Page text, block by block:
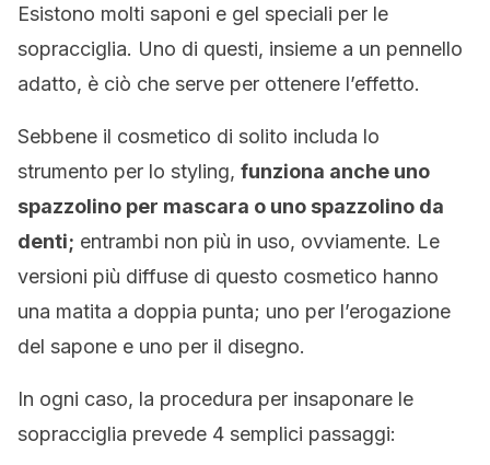
Esistono molti saponi e gel speciali per le
sopracciglia. Uno di questi, insieme a un pennello
adatto, è ciò che serve per ottenere l’effetto.
Sebbene il cosmetico di solito includa lo
strumento per lo styling, funziona anche uno
spazzolino per mascara o uno spazzolino da
denti; entrambi non più in uso, ovviamente. Le
versioni più diffuse di questo cosmetico hanno
una matita a doppia punta; uno per l’erogazione
del sapone e uno per il disegno.
In ogni caso, la procedura per insaponare le
sopracciglia prevede 4 semplici passaggi: